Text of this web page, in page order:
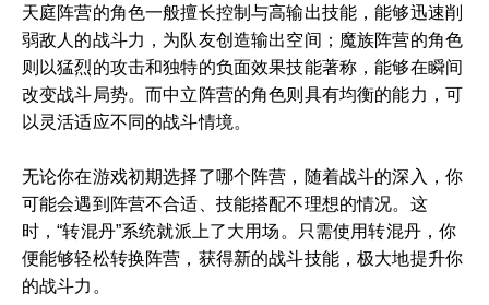
天庭阵营的角色一般擅长控制与高输出技能，能够迅速削
弱敌人的战斗力，为队友创造输出空间；魔族阵营的角色
则以猛烈的攻击和独特的负面效果技能著称，能够在瞬间
改变战斗局势。而中立阵营的角色则具有均衡的能力，可
以灵活适应不同的战斗情境。
无论你在游戏初期选择了哪个阵营，随着战斗的深入，你
可能会遇到阵营不合适、技能搭配不理想的情况。这
时，“转混丹”系统就派上了大用场。只需使用转混丹，你
便能够轻松转换阵营，获得新的战斗技能，极大地提升你
的战斗力。